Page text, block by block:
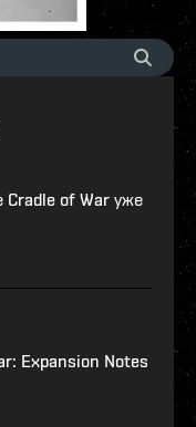
Cradle of War уже
Expansion Notes